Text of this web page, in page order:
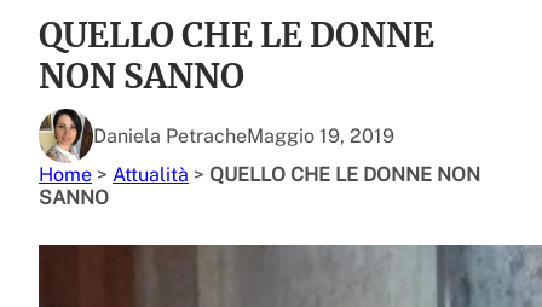
QUELLO CHE LE DONNE
NON SANNO
Daniela PetracheMaggio 19, 2019
Home > Attualità > QUELLO CHE LE DONNE NON
SANNO